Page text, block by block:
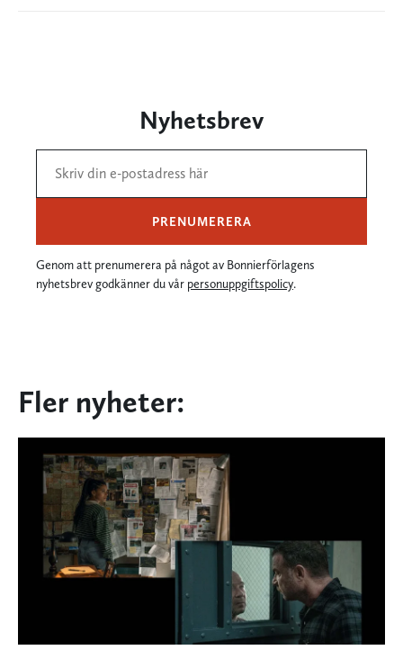
Nyhetsbrev
PRENUMERERA
Genom att prenumerera på något av Bonnierförlagens
nyhetsbrev godkänner du vår personuppgiftspolicy.
Fler nyheter: